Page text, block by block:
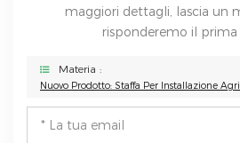
maggiori dettagli, lascia un
risponderemo il prima
Materia :